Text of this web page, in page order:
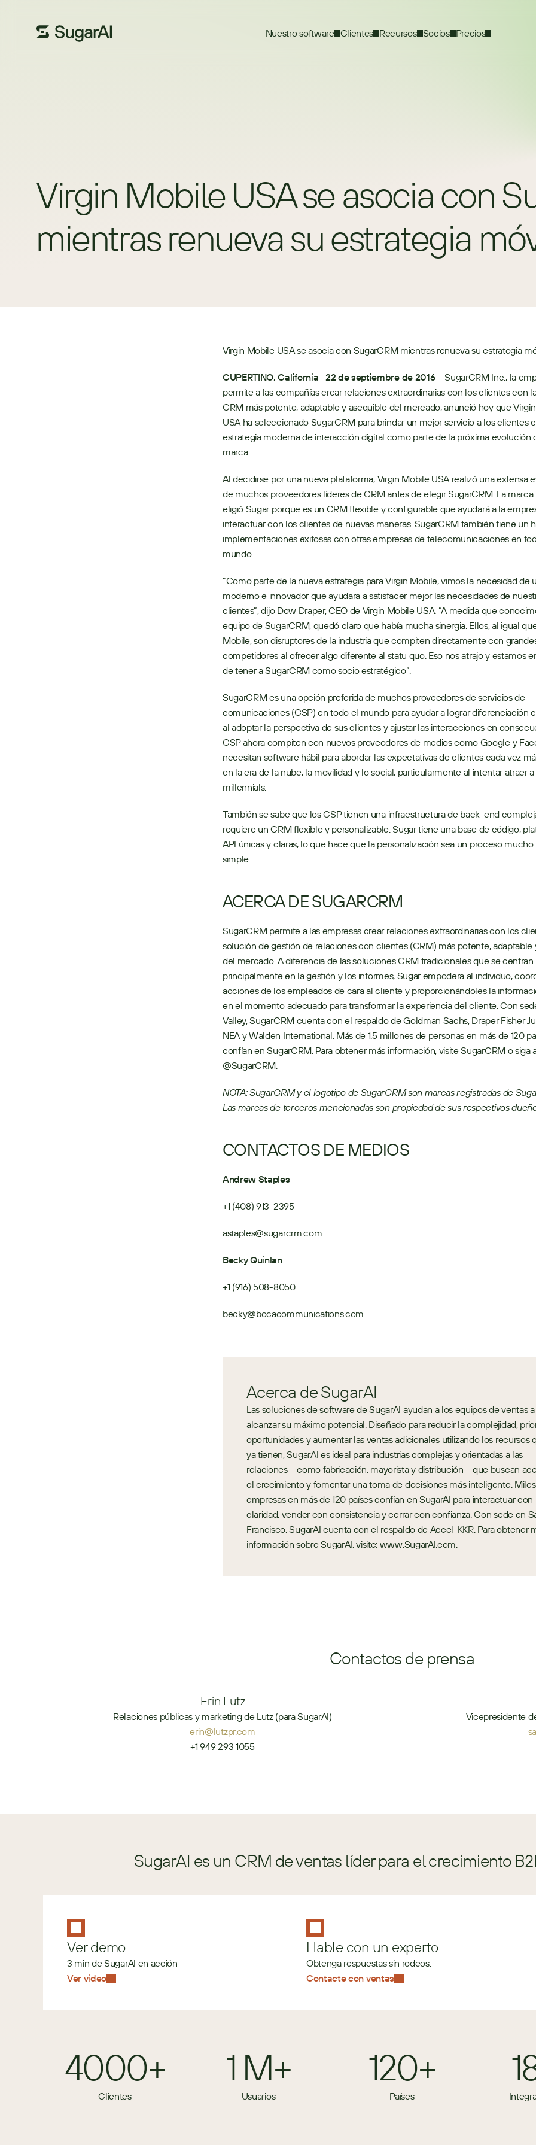
Nuestro software Clientes Recursos Socios Precios
Virgin Mobile USA se asocia con
mientras renueva su estrategia
Virgin Mobile USA se asocia con SugarCRM mientras renueva su estrategia
CUPERTINO, California—22 de septiembre de 2016 – SugarCRM Inc., la
permite a las compañías crear relaciones extraordinarias con los clientes con
CRM más potente, adaptable y asequible del mercado, anunció hoy que
USA ha seleccionado SugarCRM para brindar un mejor servicio a los clientes
estrategia moderna de interacción digital como parte de la próxima evolución
marca.
Al decidirse por una nueva plataforma, Virgin Mobile USA realizó una extensa
de muchos proveedores líderes de CRM antes de elegir SugarCRM. La
eligió Sugar porque es un CRM flexible y configurable que ayudará a la
interactuar con los clientes de nuevas maneras. SugarCRM también tiene un
implementaciones exitosas con otras empresas de telecomunicaciones en
mundo.
“Como parte de la nueva estrategia para Virgin Mobile, vimos la necesidad de
moderno e innovador que ayudara a satisfacer mejor las necesidades de
clientes”, dijo Dow Draper, CEO de Virgin Mobile USA. “A medida que
equipo de SugarCRM, quedó claro que había mucha sinergia. Ellos, al igual
Mobile, son disruptores de la industria que compiten directamente con
competidores al ofrecer algo diferente al statu quo. Eso nos atrajo y estamos
de tener a SugarCRM como socio estratégico”.
SugarCRM es una opción preferida de muchos proveedores de servicios de
comunicaciones (CSP) en todo el mundo para ayudar a lograr diferenciación
al adoptar la perspectiva de sus clientes y ajustar las interacciones en
CSP ahora compiten con nuevos proveedores de medios como Google y
necesitan software hábil para abordar las expectativas de clientes cada vez
en la era de la nube, la movilidad y lo social, particularmente al intentar atraer
millennials.
También se sabe que los CSP tienen una infraestructura de back-end
requiere un CRM flexible y personalizable. Sugar tiene una base de código,
API únicas y claras, lo que hace que la personalización sea un proceso mucho
simple.
ACERCA DE SUGARCRM
SugarCRM permite a las empresas crear relaciones extraordinarias con los
solución de gestión de relaciones con clientes (CRM) más potente, adaptable
del mercado. A diferencia de las soluciones CRM tradicionales que se centran
principalmente en la gestión y los informes, Sugar empodera al individuo,
acciones de los empleados de cara al cliente y proporcionándoles la
en el momento adecuado para transformar la experiencia del cliente. Con
Valley, SugarCRM cuenta con el respaldo de Goldman Sachs, Draper Fisher
NEA y Walden International. Más de 1.5 millones de personas en más de 120
confían en SugarCRM. Para obtener más información, visite SugarCRM o siga
@SugarCRM.
NOTA: SugarCRM y el logotipo de SugarCRM son marcas registradas de
Las marcas de terceros mencionadas son propiedad de sus respectivos
CONTACTOS DE MEDIOS
Andrew Staples
+1 (408) 913-2395
astaples@sugarcrm.com
Becky Quinlan
+1 (916) 508-8050
becky@bocacommunications.com
Acerca de SugarAI
Las soluciones de software de SugarAI ayudan a los equipos de ventas a
alcanzar su máximo potencial. Diseñado para reducir la complejidad,
oportunidades y aumentar las ventas adicionales utilizando los recursos
ya tienen, SugarAI es ideal para industrias complejas y orientadas a las
relaciones —como fabricación, mayorista y distribución— que buscan
el crecimiento y fomentar una toma de decisiones más inteligente.
empresas en más de 120 países confían en SugarAI para interactuar con
claridad, vender con consistencia y cerrar con confianza. Con sede en
Francisco, SugarAI cuenta con el respaldo de Accel-KKR. Para obtener
información sobre SugarAI, visite: www.SugarAI.com.
Contactos de prensa
Erin Lutz
Relaciones públicas y marketing de Lutz (para SugarAI)
erin@lutzpr.com
+1 949 293 1055
Vicepresidente
SugarAI es un CRM de ventas líder para el crecimiento
Ver demo
3 min de SugarAI en acción
Ver video
Hable con un experto
Obtenga respuestas sin rodeos.
Contacte con ventas
4000+
Clientes
1 M+
Usuarios
120+
Países